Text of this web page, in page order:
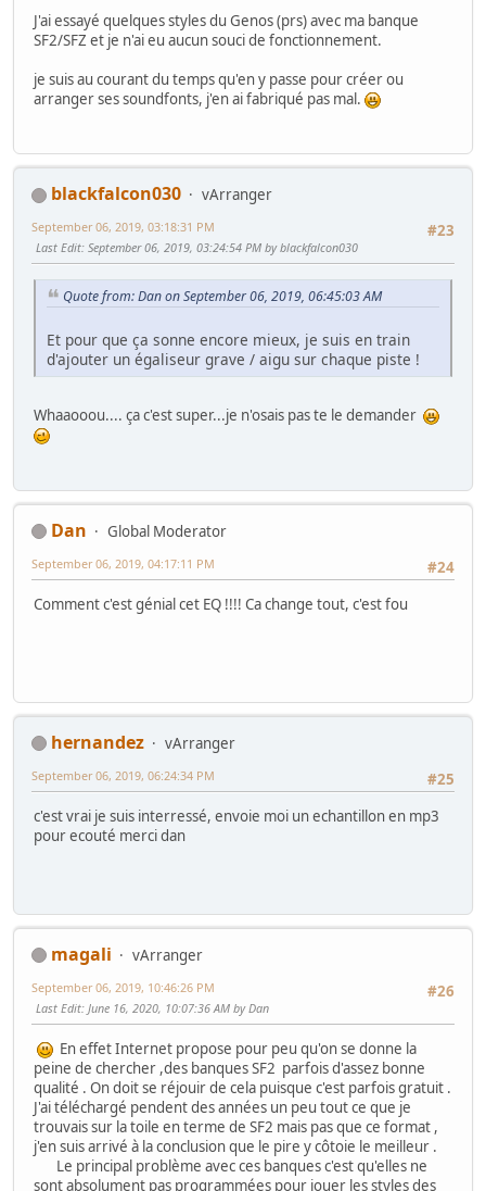
J'ai essayé quelques styles du Genos (prs) avec ma banque
SF2/SFZ et je n'ai eu aucun souci de fonctionnement.
je suis au courant du temps qu'en y passe pour créer ou
arranger ses soundfonts, j'en ai fabriqué pas mal.
blackfalcon030
vArranger
#23
September 06, 2019, 03:18:31 PM
Last Edit: September 06, 2019, 03:24:54 PM by blackfalcon030
Quote from: Dan on September 06, 2019, 06:45:03 AM
Et pour que ça sonne encore mieux, je suis en train
d'ajouter un égaliseur grave / aigu sur chaque piste !
Whaaooou.... ça c'est super...je n'osais pas te le demander
Dan
Global Moderator
#24
September 06, 2019, 04:17:11 PM
Comment c'est génial cet EQ !!!! Ca change tout, c'est fou
hernandez
vArranger
#25
September 06, 2019, 06:24:34 PM
c'est vrai je suis interressé, envoie moi un echantillon en mp3
pour ecouté merci dan
magali
vArranger
#26
September 06, 2019, 10:46:26 PM
Last Edit: June 16, 2020, 10:07:36 AM by Dan
En effet Internet propose pour peu qu'on se donne la
peine de chercher ,des banques SF2 parfois d'assez bonne
qualité . On doit se réjouir de cela puisque c'est parfois gratuit .
J'ai téléchargé pendent des années un peu tout ce que je
trouvais sur la toile en terme de SF2 mais pas que ce format ,
j'en suis arrivé à la conclusion que le pire y côtoie le meilleur .
Le principal problème avec ces banques c'est qu'elles ne
sont absolument pas programmées pour jouer les styles des